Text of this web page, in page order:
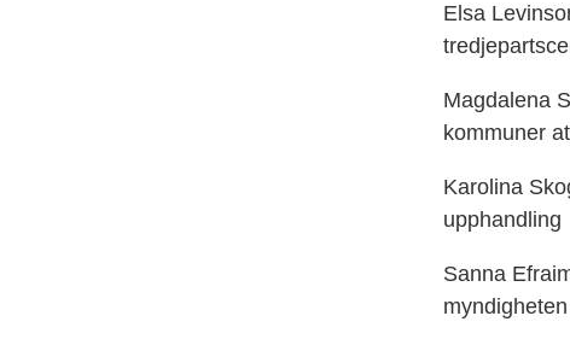
Elsa
Magdalena
kommuner
Karolina
upphandling
Sanna
myndigheten